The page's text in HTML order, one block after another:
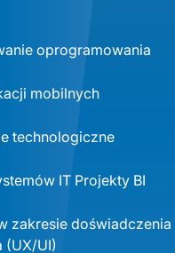
oprogramowania
mobilnych
technologiczne
IT Projekty BI
zakresie doświadczenia
(UX/UI)